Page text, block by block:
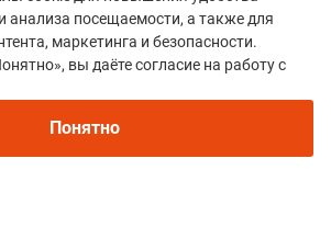
анализа посещаемости, а также для
маркетинга и безопасности.
вы даёте согласие на работу с
Понятно